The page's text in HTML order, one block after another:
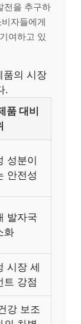
전을 추구하
자들에게
여하고 있
품의 시장
.
품 대비
성분이
안전성
발자국
화
시장 세
트 강점
강 보조